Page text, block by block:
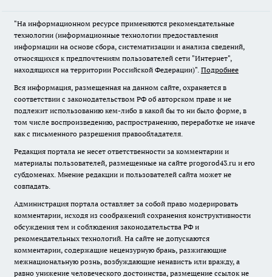
"На информационном ресурсе применяются рекомендательные
технологии (информационные технологии предоставления
информации на основе сбора, систематизации и анализа сведений,
относящихся к предпочтениям пользователей сети "Интернет",
находящихся на территории Российской Федерации)". Подробнее
Вся информация, размещенная на данном сайте, охраняется в
соответствии с законодательством РФ об авторском праве и не
подлежит использованию кем-либо в какой бы то ни было форме, в
том числе воспроизведению, распространению, переработке не иначе
как с письменного разрешения правообладателя.
Редакция портала не несет ответственности за комментарии и
материалы пользователей, размещенные на сайте progorod43.ru и его
субдоменах. Мнение редакции и пользователей сайта может не
совпадать.
Администрация портала оставляет за собой право модерировать
комментарии, исходя из соображений сохранения конструктивности
обсуждения тем и соблюдения законодательства РФ и
рекомендательных технологий. На сайте не допускаются
комментарии, содержащие нецензурную брань, разжигающие
межнациональную рознь, возбуждающие ненависть или вражду, а
равно унижение человеческого достоинства, размещение ссылок не